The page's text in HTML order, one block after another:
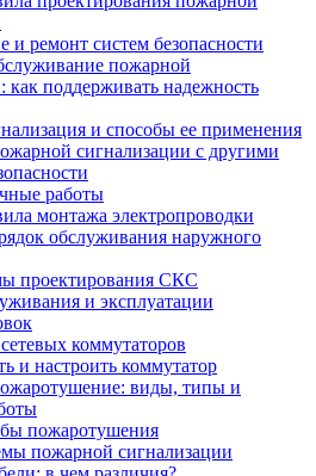
и ремонт систем безопасности
пожарной
как поддерживать надежность
и способы ее применения
сигнализации с другими
работы
монтажа электропроводки
обслуживания наружного
проектирования СКС
и эксплуатации
коммутаторов
и настроить коммутатор
виды, типы и
пожаротушения
пожарной сигнализации